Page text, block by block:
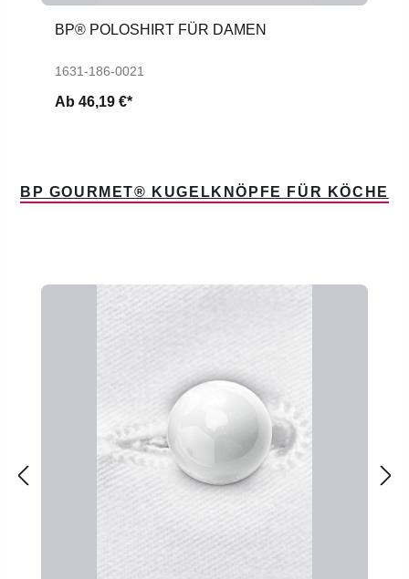
BP® POLOSHIRT FÜR DAMEN
1631-186-0021
Ab 46,19 €*
BP GOURMET® KUGELKNÖPFE FÜR KÖCHE